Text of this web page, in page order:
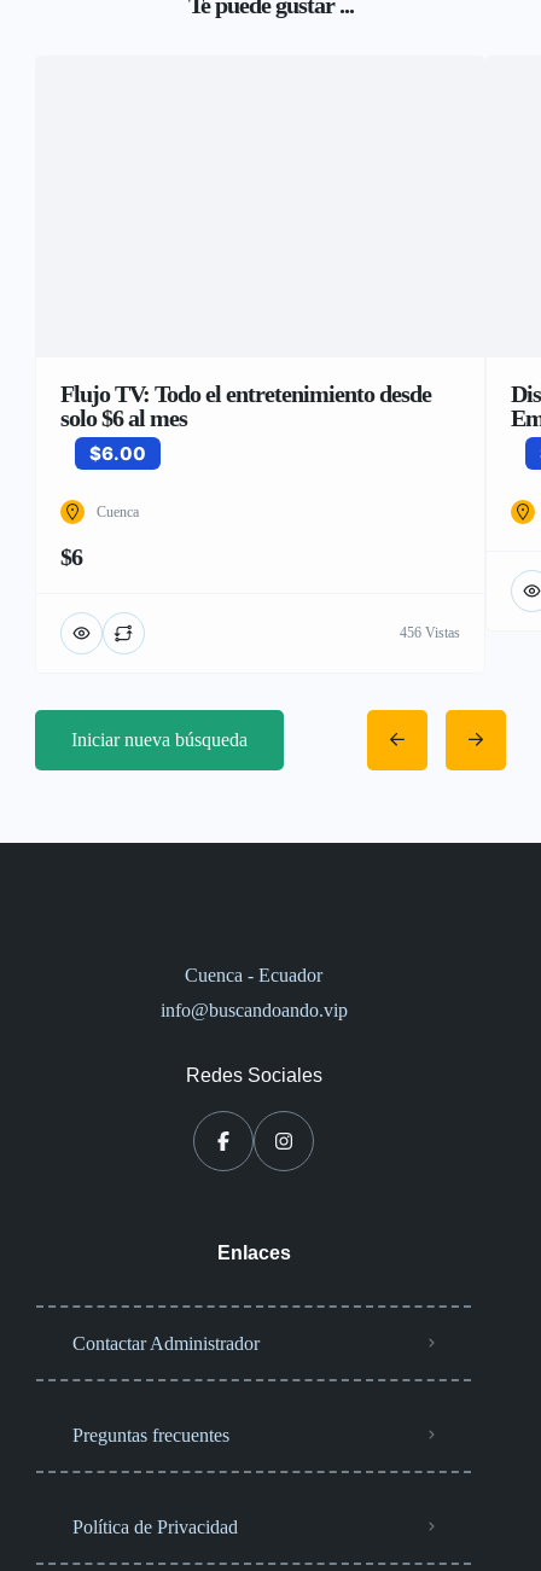
Flujo TV: Todo el entretenimiento desde
solo $6 al mes
$6.00
Cuenca
$6
456 Vistas
Iniciar nueva búsqueda
Cuenca - Ecuador
info@buscandoando.vip
Redes Sociales
Enlaces
Contactar Administrador
Preguntas frecuentes
Política de Privacidad